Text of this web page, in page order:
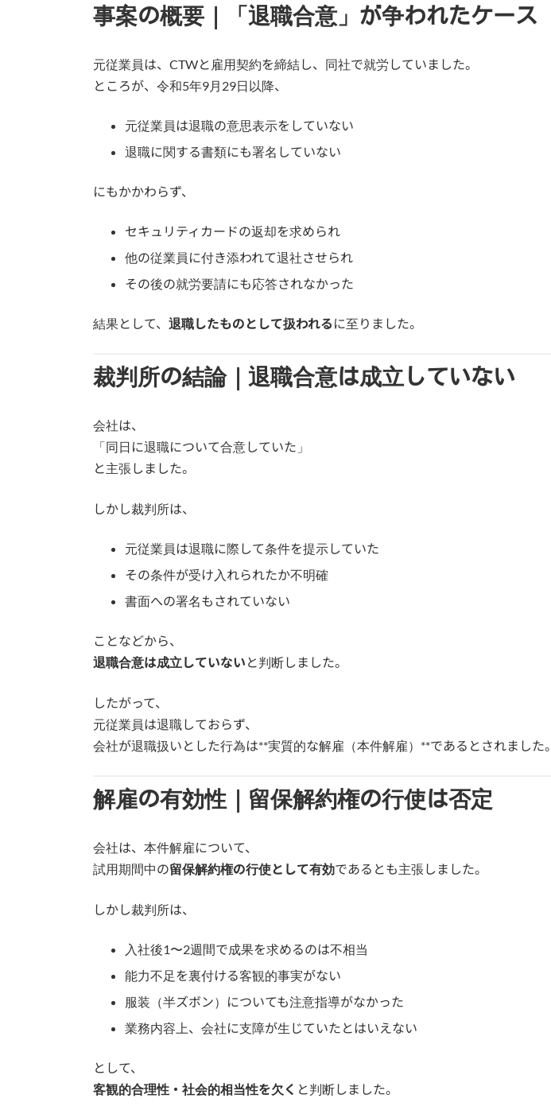
事案の概要｜「退職合意」が争われたケース
元従業員は、CTWと雇用契約を締結し、同社で就労していました。
ところが、令和5年9月29日以降、
元従業員は退職の意思表示をしていない
退職に関する書類にも署名していない
にもかかわらず、
セキュリティカードの返却を求められ
他の従業員に付き添われて退社させられ
その後の就労要請にも応答されなかった
結果として、 退職したものとして扱われる に至りました。
裁判所の結論｜退職合意は成立していない
会社は、
「同日に退職について合意していた」
と主張しました。
しかし裁判所は、
元従業員は退職に際して条件を提示していた
その条件が受け入れられたか不明確
書面への署名もされていない
ことなどから、
退職合意は成立していない と判断しました。
したがって、
元従業員は退職しておらず、
会社が退職扱いとした行為は**実質的な解雇（本件解雇）**であるとされました。
解雇の有効性｜留保解約権の行使は否定
会社は、本件解雇について、
試用期間中の留保解約権の行使として有効であるとも主張しました。
しかし裁判所は、
入社後1〜2週間で成果を求めるのは不相当
能力不足を裏付ける客観的事実がない
服装（半ズボン）についても注意指導がなかった
業務内容上、会社に支障が生じていたとはいえない
として、
客観的合理性・社会的相当性を欠く と判断しました。